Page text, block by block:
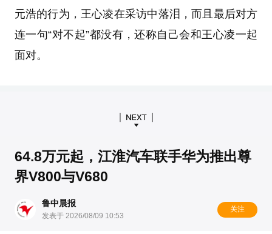
元浩的行为，王心凌在采访中落泪，而且最后对方
连一句“对不起”都没有，还称自己会和王心凌一起
面对。
64.8万元起，江淮汽车联手华为推出尊
界V800与V680
鲁中晨报
发表于 2026/08/09 10:53
关注